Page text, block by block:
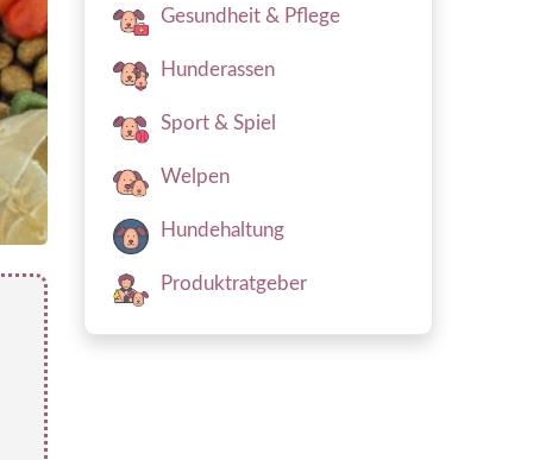
Gesundheit & Pflege
Hunderassen
Sport & Spiel
Welpen
Hundehaltung
Produktratgeber